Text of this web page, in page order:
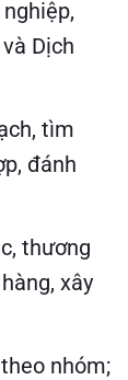
Dịch
tìm
đánh
thương
xây
nhóm;